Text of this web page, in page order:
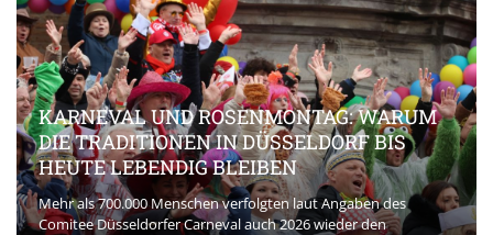
KARNEVAL UND ROSENMONTAG: WARUM
DIE TRADITIONEN IN DÜSSELDORF BIS
HEUTE LEBENDIG BLEIBEN
Mehr als 700.000 Menschen verfolgten laut Angaben des
Comitee Düsseldorfer Carneval auch 2026 wieder den